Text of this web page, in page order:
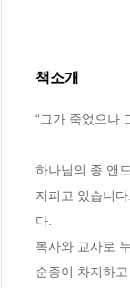
책소개
“그가 죽었으나
하나님의 종 앤
지피고 있습니
다.
목사와 교사로
순종이 차지하